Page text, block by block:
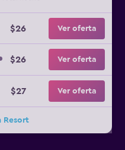
$26 Ver oferta
$26 Ver oferta
$27 Ver oferta
Resort